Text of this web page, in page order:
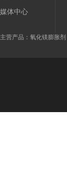
媒体中心
主营产品：氧化镁膨胀